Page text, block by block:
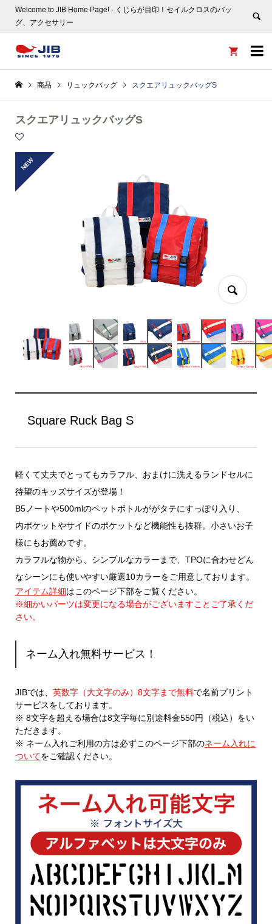
Welcome to JIB Home Page! ‐ くじらが目印！セイルクロスのバッ
グ、アクセサリー


商品 リュックバッグ スクエアリュックバッグS
スクエアリュックバッグS
NEW
Square Ruck Bag S
軽くて丈夫でとってもカラフル、おまけに洗えるランドセルに
待望のキッズサイズが登場！
B5ノートや500mlのペットボトルががタテにすっぽり入り、
内ポケットやサイドのポケットなど機能性も抜群。小さいお子
様にもお薦めです。
カラフルな物から、シンプルなカラーまで、TPOに合わせどん
なシーンにも使いやすい厳選10カラーをご用意しております。
アイテム詳細はこのページ下部をご覧ください。
※細かいパーツは変更になる場合がございますことご了承くだ
さい。
ネーム入れ無料サービス！
JIBでは、 英数字（大文字のみ）8文字まで無料で名前プリント
サービスをしております。
※ 8文字を超える場合は8文字毎に別途料金550円（税込）をい
ただきます。
※ ネーム入れご利用の方は必ずこのページ下部のネーム入れに
ついてをご確認ください。